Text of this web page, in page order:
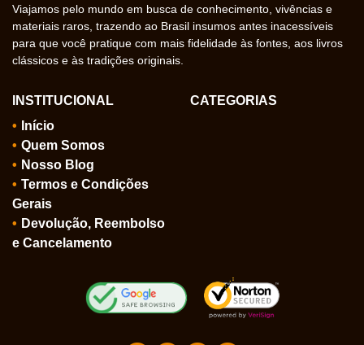
Viajamos pelo mundo em busca de conhecimento, vivências e
materiais raros, trazendo ao Brasil insumos antes inacessíveis
para que você pratique com mais fidelidade às fontes, aos livros
clássicos e às tradições originais.
INSTITUCIONAL
Início
Quem Somos
Nosso Blog
Termos e Condições
Gerais
Devolução, Reembolso
e Cancelamento
CATEGORIAS